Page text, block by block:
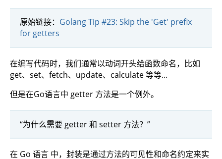
原始链接： Golang Tip #23: Skip the 'Get' prefix
for getters
在编写代码时，我们通常以动词开头给函数命名，比如
get、set、fetch、update、calculate 等等...
但是在Go语言中 getter 方法是一个例外。
“为什么需要 getter 和 setter 方法？”
在 Go 语言 中，封装是通过方法的可见性和命名约定来实